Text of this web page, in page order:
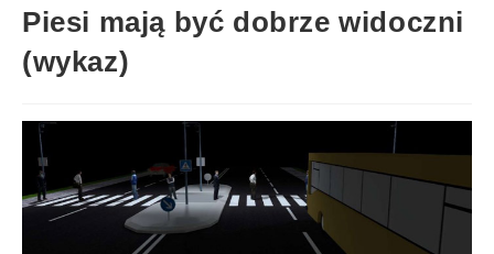
Piesi mają być dobrze widoczni
(wykaz)